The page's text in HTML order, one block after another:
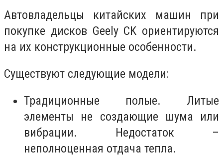
Автовладельцы китайских машин при
покупке дисков Geely CK ориентируются
на их конструкционные особенности.
Существуют следующие модели:
Традиционные полые. Литые
элементы не создающие шума или
вибрации. Недостаток –
неполноценная отдача тепла.